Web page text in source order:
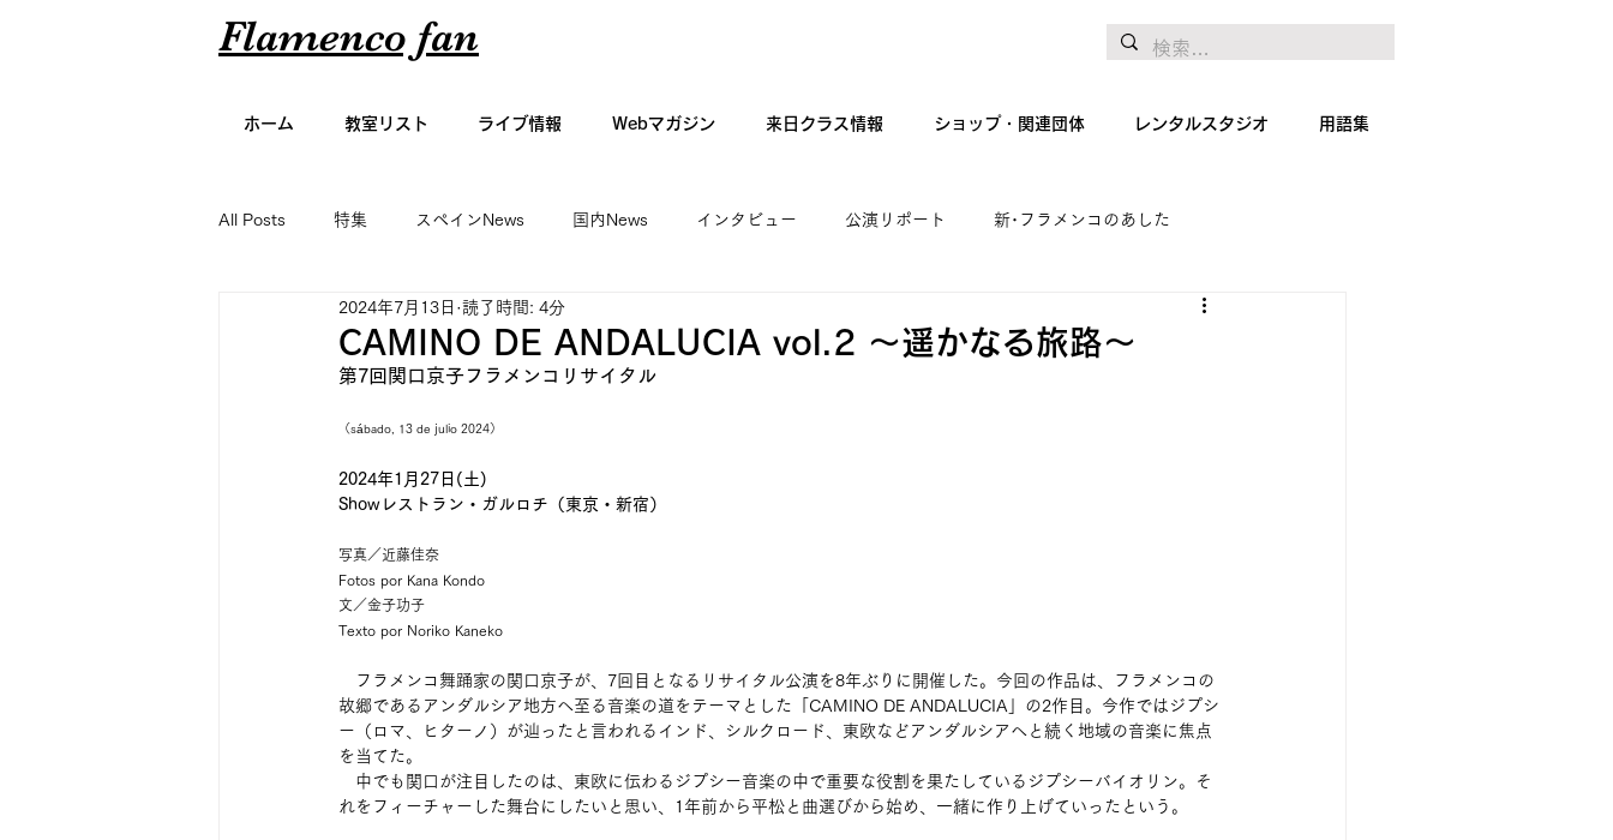
Flamenco fan
ホーム 教室リスト ライブ情報 Webマガジン 来日クラス情報 ショップ・関連団体 レンタルスタジオ 用語集
All Posts 特集 スペインNews 国内News インタビュー 公演リポート 新･フラメンコのあした
アーティスト名鑑 エッセイ 絵画
CAMINO DE ANDALUCIA vol.2 ～遥かなる旅路～
2024年7月13日 読了時間: 4分
第7回関口京子フラメンコリサイタル
（sábado, 13 de julio 2024）
2024年1月27日(土)
Showレストラン・ガルロチ（東京・新宿）
写真／近藤佳奈
Fotos por Kana Kondo
文／金子功子
Texto por Noriko Kaneko
フラメンコ舞踊家の関口京子が、7回目となるリサイタル公演を8年ぶりに開催した。今回の作品は、フラメンコの
故郷であるアンダルシア地方へ至る音楽の道をテーマとした「CAMINO DE ANDALUCIA」の2作目。今作ではジプシ
ー（ロマ、ヒターノ）が辿ったと言われるインド、シルクロード、東欧などアンダルシアへと続く地域の音楽に焦点
を当てた。
中でも関口が注目したのは、東欧に伝わるジプシー音楽の中で重要な役割を果たしているジプシーバイオリン。そ
れをフィーチャーした舞台にしたいと思い、1年前から平松と曲選びから始め、一緒に作り上げていったという。